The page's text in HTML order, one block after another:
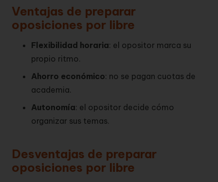
Ventajas de preparar
oposiciones por libre
Flexibilidad horaria: el opositor marca su
propio ritmo.
Ahorro económico: no se pagan cuotas de
academia.
Autonomía: el opositor decide cómo
organizar sus temas.
Desventajas de preparar
oposiciones por libre